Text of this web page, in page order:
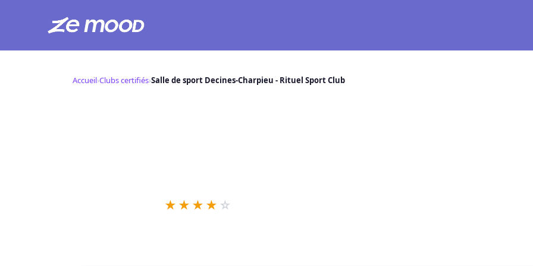
Accueil›Clubs certifiés›Salle de sport Decines-Charpieu - Rituel Sport Club
★ ★ ★ ★ ☆